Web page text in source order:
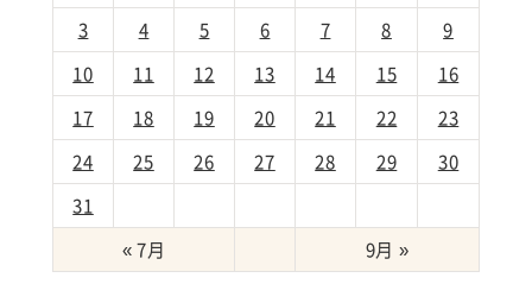
3
4 5 6 7 8
9
10
11 12 13 14 15
16
17
18 19 20 21 22
23
24
25 26 27 28 29
30
31
« 7月
9月 »